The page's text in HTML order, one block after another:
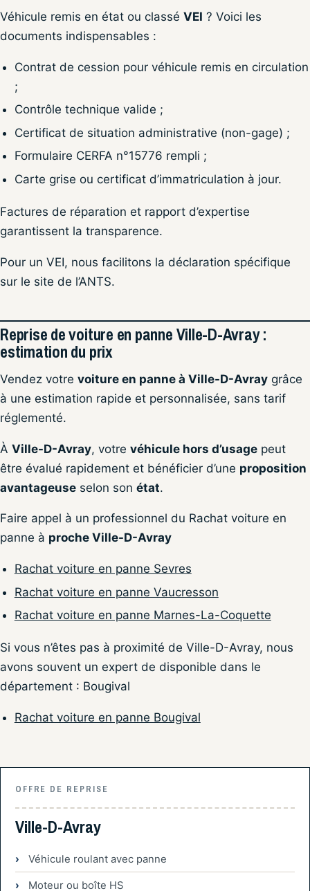
Véhicule remis en état ou classé VEI ? Voici les
documents indispensables :
Contrat de cession pour véhicule remis en circulation
;
Contrôle technique valide ;
Certificat de situation administrative (non-gage) ;
Formulaire CERFA n°15776 rempli ;
Carte grise ou certificat d’immatriculation à jour.
Factures de réparation et rapport d’expertise
garantissent la transparence.
Pour un VEI, nous facilitons la déclaration spécifique
sur le site de l’ANTS.
Reprise de voiture en panne Ville-D-Avray :
estimation du prix
Vendez votre voiture en panne à Ville-D-Avray grâce
à une estimation rapide et personnalisée, sans tarif
réglementé.
À Ville-D-Avray, votre véhicule hors d’usage peut
être évalué rapidement et bénéficier d’une proposition
avantageuse selon son état.
Faire appel à un professionnel du Rachat voiture en
panne à proche Ville-D-Avray
Rachat voiture en panne Sevres
Rachat voiture en panne Vaucresson
Rachat voiture en panne Marnes-La-Coquette
Si vous n’êtes pas à proximité de Ville-D-Avray, nous
avons souvent un expert de disponible dans le
département : Bougival
Rachat voiture en panne Bougival
OFFRE DE REPRISE
Ville-D-Avray
Véhicule roulant avec panne
Moteur ou boîte HS